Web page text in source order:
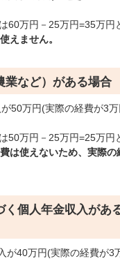
万円－25万円=35万円
えません。
業など）がある場合
50万円(実際の経費が3万
万円－25万円=25万円
は使えないため、実際の
個人年金収入があ
が40万円(実際の経費が3